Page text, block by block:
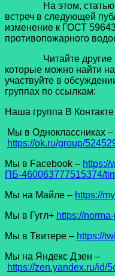
На этом, статью
встреч в следующей
изменение к ГОСТ
противопожарного
Читайте другие
которые можно найти
участвуйте в
группах по ссылкам:
Наша группа В
Мы в Одноклассниках –
https://ok.ru/group/
Мы в Facеbook –
ПБ-460063777515374/
Мы на Майле – https://
Мы в Гугл+ https://norm
Мы в Твитере – https://
Мы на Яндекс Дзен –
https://zen.yandex.ru/id/